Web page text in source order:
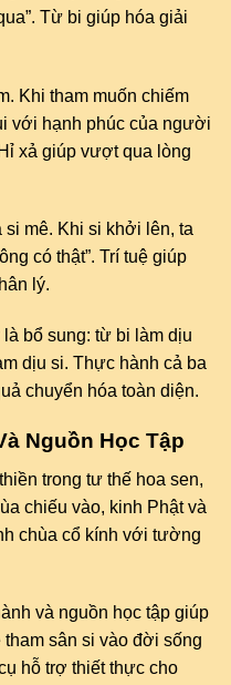
Từ bi giúp hóa giải
Khi tham muốn chiếm
với hạnh phúc của người
xả giúp vượt qua lòng
si mê. Khi si khởi lên, ta
có thật”. Trí tuệ giúp
lý.
bổ sung: từ bi làm dịu
dịu si. Thực hành cả ba
chuyển hóa toàn diện.
Nguồn Học Tập
và nguồn học tập giúp
sân si vào đời sống
hỗ trợ thiết thực cho